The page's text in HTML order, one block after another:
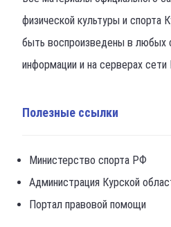
физической культуры и спорта
быть воспроизведены в любых
информации и на серверах сети
Полезные ссылки
Министерство спорта РФ
Администрация Курской
Портал правовой помощи